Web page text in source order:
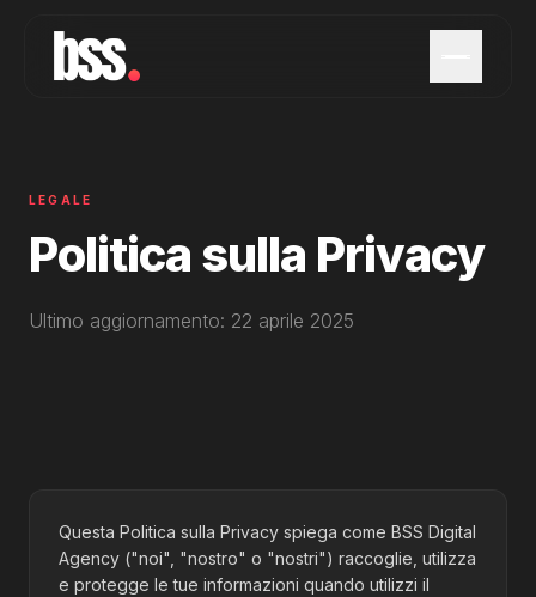
LEGALE
Politica sulla Privacy
Ultimo aggiornamento: 22 aprile 2025
Questa Politica sulla Privacy spiega come BSS Digital
Agency ("noi", "nostro" o "nostri") raccoglie, utilizza
e protegge le tue informazioni quando utilizzi il